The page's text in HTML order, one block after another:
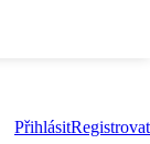
PřihlásitRegistrovat